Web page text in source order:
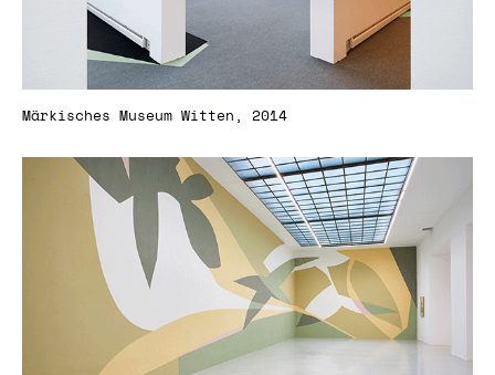
Märkisches Museum Witten, 2014